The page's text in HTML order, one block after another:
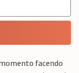
facendo